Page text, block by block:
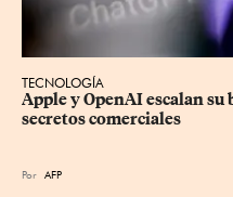
TECNOLOGÍA
Apple y OpenAI escalan
secretos comerciales
Por AFP